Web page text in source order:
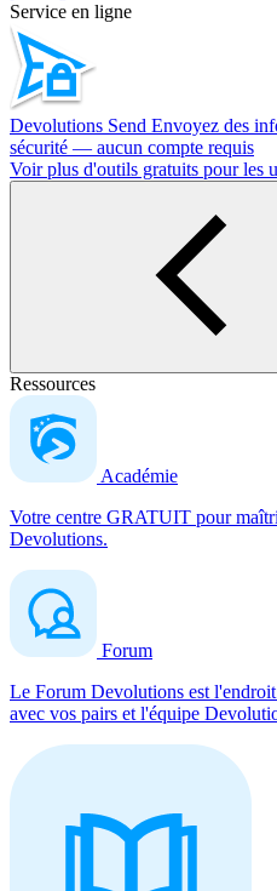
Service en ligne
Devolutions Send Envoyez des
sécurité — aucun compte requis
Voir plus d'outils gratuits pour les
Ressources
Académie
Votre centre GRATUIT pour
Devolutions.
Forum
Le Forum Devolutions est
avec vos pairs et l'équipe